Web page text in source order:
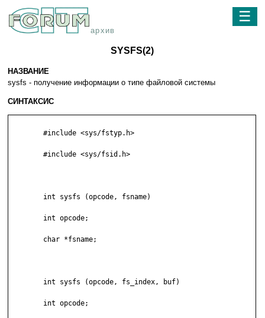
архив
☰
SYSFS(2)
НАЗВАНИЕ
sysfs - получение информации о типе файловой системы
СИНТАКСИС
        #include <sys/fstyp.h>
        #include <sys/fsid.h>
        int sysfs (opcode, fsname)
        int opcode;
        char *fsname;
        int sysfs (opcode, fs_index, buf)
        int opcode;